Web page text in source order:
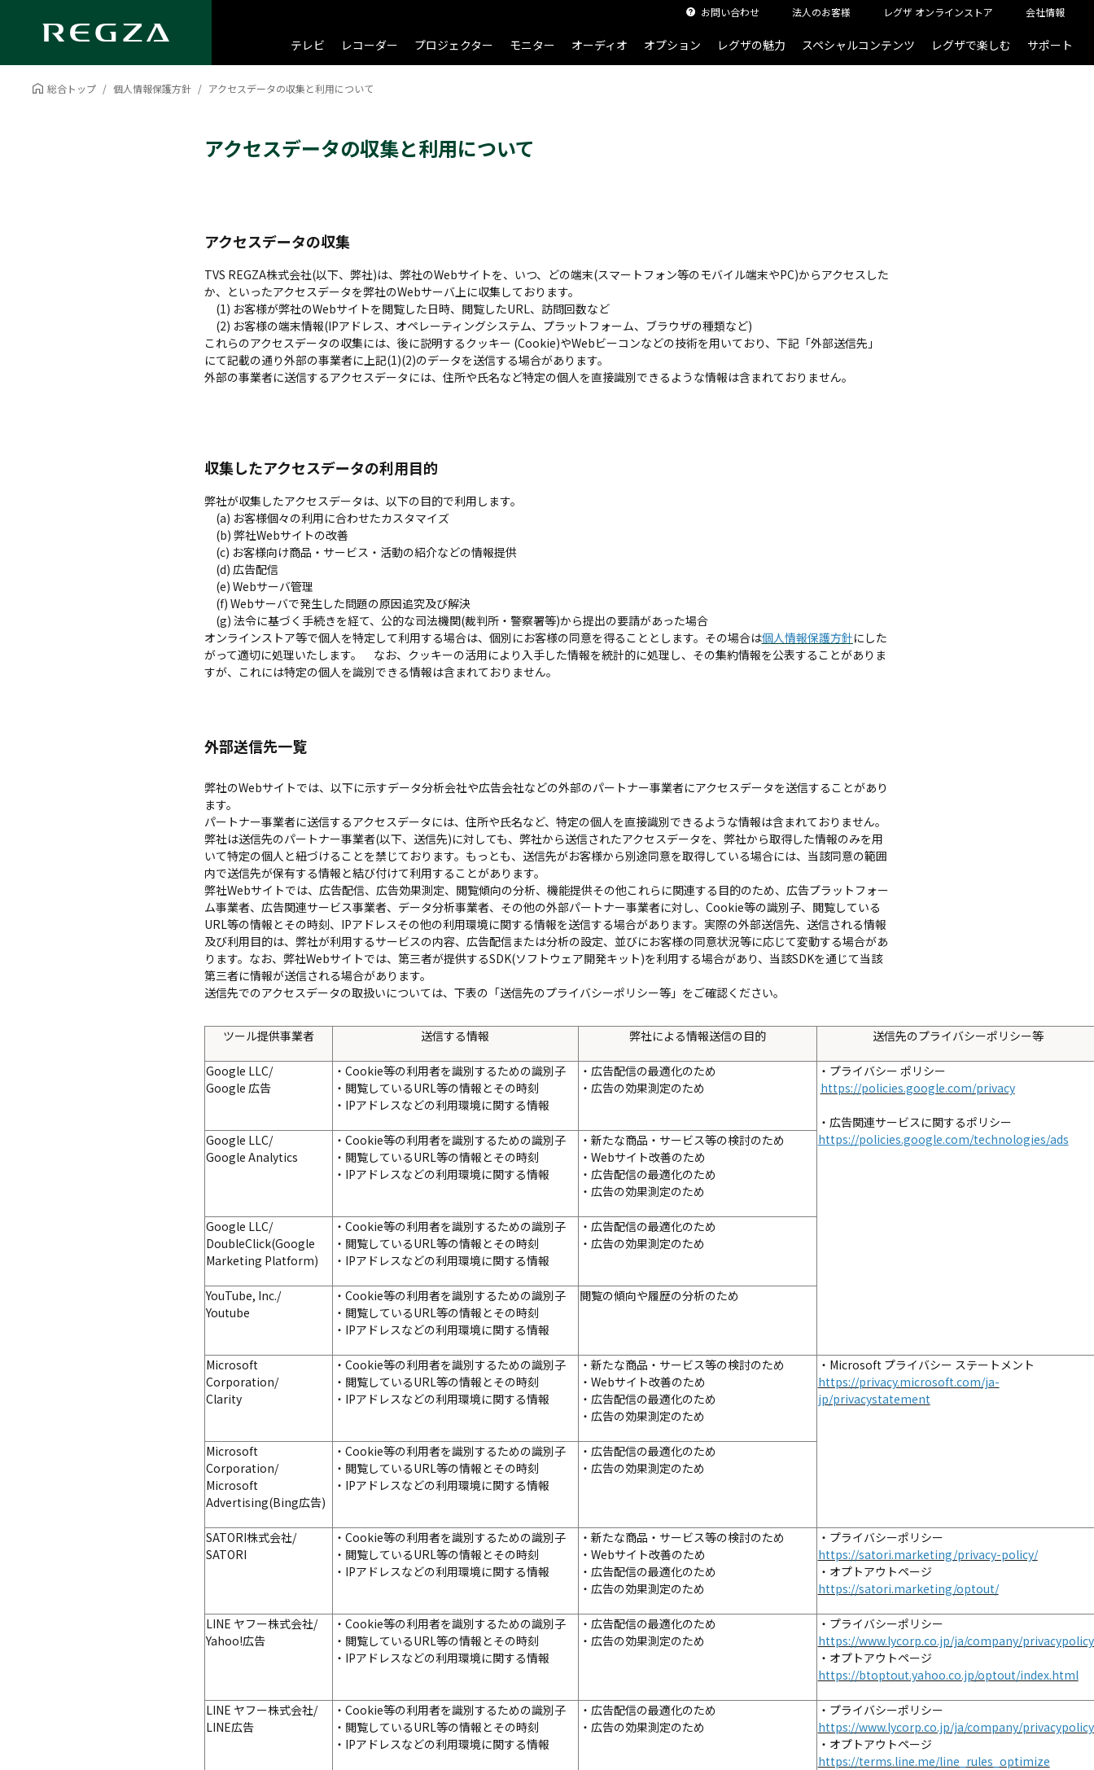
お問い合わせ 法人のお客様 レグザ オンラインストア 会社情報
テレビ レコーダー プロジェクター モニター オーディオ オプション レグザの魅力 スペシャルコンテンツ レグザで楽しむ サポート
総合トップ 個人情報保護方針 アクセスデータの収集と利用について
アクセスデータの収集と利用について
アクセスデータの収集
TVS REGZA株式会社(以下、弊社)は、弊社のWebサイトを、いつ、どの端末(スマートフォン等のモバイル端末やPC)からアクセスした
か、といったアクセスデータを弊社のWebサーバ上に収集しております。
(1) お客様が弊社のWebサイトを閲覧した日時、閲覧したURL、訪問回数など
(2) お客様の端末情報(IPアドレス、オペレーティングシステム、プラットフォーム、ブラウザの種類など)
これらのアクセスデータの収集には、後に説明するクッキー (Cookie)やWebビーコンなどの技術を用いており、下記「外部送信先」
にて記載の通り外部の事業者に上記(1)(2)のデータを送信する場合があります。
外部の事業者に送信するアクセスデータには、住所や氏名など特定の個人を直接識別できるような情報は含まれておりません。
収集したアクセスデータの利用目的
弊社が収集したアクセスデータは、以下の目的で利用します。
(a) お客様個々の利用に合わせたカスタマイズ
(b) 弊社Webサイトの改善
(c) お客様向け商品・サービス・活動の紹介などの情報提供
(d) 広告配信
(e) Webサーバ管理
(f) Webサーバで発生した問題の原因追究及び解決
(g) 法令に基づく手続きを経て、公的な司法機関(裁判所・警察署等)から提出の要請があった場合
オンラインストア等で個人を特定して利用する場合は、個別にお客様の同意を得ることとします。その場合は個人情報保護方針にした
がって適切に処理いたします。 なお、クッキーの活用により入手した情報を統計的に処理し、その集約情報を公表することがありま
すが、これには特定の個人を識別できる情報は含まれておりません。
外部送信先一覧
弊社のWebサイトでは、以下に示すデータ分析会社や広告会社などの外部のパートナー事業者にアクセスデータを送信することがあり
ます。
パートナー事業者に送信するアクセスデータには、住所や氏名など、特定の個人を直接識別できるような情報は含まれておりません。
弊社は送信先のパートナー事業者(以下、送信先)に対しても、弊社から送信されたアクセスデータを、弊社から取得した情報のみを用
いて特定の個人と紐づけることを禁じております。もっとも、送信先がお客様から別途同意を取得している場合には、当該同意の範囲
内で送信先が保有する情報と結び付けて利用することがあります。
弊社Webサイトでは、広告配信、広告効果測定、閲覧傾向の分析、機能提供その他これらに関連する目的のため、広告プラットフォー
ム事業者、広告関連サービス事業者、データ分析事業者、その他の外部パートナー事業者に対し、Cookie等の識別子、閲覧している
URL等の情報とその時刻、IPアドレスその他の利用環境に関する情報を送信する場合があります。実際の外部送信先、送信される情報
及び利用目的は、弊社が利用するサービスの内容、広告配信または分析の設定、並びにお客様の同意状況等に応じて変動する場合があ
ります。なお、弊社Webサイトでは、第三者が提供するSDK(ソフトウェア開発キット)を利用する場合があり、当該SDKを通じて当該
第三者に情報が送信される場合があります。
送信先でのアクセスデータの取扱いについては、下表の「送信先のプライバシーポリシー等」をご確認ください。
ツール提供事業者 送信する情報 弊社による情報送信の目的 送信先のプライバシーポリシー等
Google LLC/
Google 広告
・Cookie等の利用者を識別するための識別子
・閲覧しているURL等の情報とその時刻
・IPアドレスなどの利用環境に関する情報
・広告配信の最適化のため
・広告の効果測定のため
・プライバシー ポリシー
https://policies.google.com/privacy
・広告関連サービスに関するポリシー
https://policies.google.com/technologies/ads
Google LLC/
Google Analytics
・Cookie等の利用者を識別するための識別子
・閲覧しているURL等の情報とその時刻
・IPアドレスなどの利用環境に関する情報
・新たな商品・サービス等の検討のため
・Webサイト改善のため
・広告配信の最適化のため
・広告の効果測定のため
Google LLC/
DoubleClick(Google
Marketing Platform)
・Cookie等の利用者を識別するための識別子
・閲覧しているURL等の情報とその時刻
・IPアドレスなどの利用環境に関する情報
・広告配信の最適化のため
・広告の効果測定のため
YouTube, Inc./
Youtube
・Cookie等の利用者を識別するための識別子
・閲覧しているURL等の情報とその時刻
・IPアドレスなどの利用環境に関する情報
閲覧の傾向や履歴の分析のため
Microsoft
Corporation/
Clarity
・Cookie等の利用者を識別するための識別子
・閲覧しているURL等の情報とその時刻
・IPアドレスなどの利用環境に関する情報
・新たな商品・サービス等の検討のため
・Webサイト改善のため
・広告配信の最適化のため
・広告の効果測定のため
・Microsoft プライバシー ステートメント
https://privacy.microsoft.com/ja-
jp/privacystatement
Microsoft
Corporation/
Microsoft
Advertising(Bing広告)
・Cookie等の利用者を識別するための識別子
・閲覧しているURL等の情報とその時刻
・IPアドレスなどの利用環境に関する情報
・広告配信の最適化のため
・広告の効果測定のため
SATORI株式会社/
SATORI
・Cookie等の利用者を識別するための識別子
・閲覧しているURL等の情報とその時刻
・IPアドレスなどの利用環境に関する情報
・新たな商品・サービス等の検討のため
・Webサイト改善のため
・広告配信の最適化のため
・広告の効果測定のため
・プライバシーポリシー
https://satori.marketing/privacy-policy/
・オプトアウトページ
https://satori.marketing/optout/
LINE ヤフー株式会社/
Yahoo!広告
・Cookie等の利用者を識別するための識別子
・閲覧しているURL等の情報とその時刻
・IPアドレスなどの利用環境に関する情報
・広告配信の最適化のため
・広告の効果測定のため
・プライバシーポリシー
https://www.lycorp.co.jp/ja/company/
・オプトアウトページ
https://btoptout.yahoo.co.jp/optout/index.html
LINE ヤフー株式会社/
LINE広告
・Cookie等の利用者を識別するための識別子
・閲覧しているURL等の情報とその時刻
・IPアドレスなどの利用環境に関する情報
・広告配信の最適化のため
・広告の効果測定のため
・プライバシーポリシー
https://www.lycorp.co.jp/ja/company/
・オプトアウトページ
https://terms.line.me/line_rules_optimize